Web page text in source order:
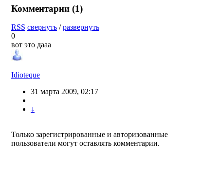
Комментарии (1)
RSS свернуть /развернуть
0
вот это дааа
Idioteque
31 марта 2009, 02:17
↓
Только зарегистрированные и авторизованные
пользователи могут оставлять комментарии.